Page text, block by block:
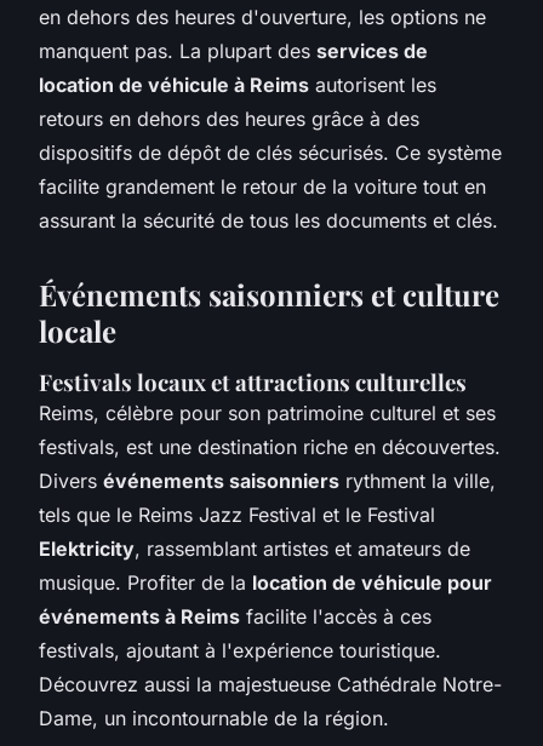
en dehors des heures d'ouverture, les options ne
manquent pas. La plupart des services de
location de véhicule à Reims autorisent les
retours en dehors des heures grâce à des
dispositifs de dépôt de clés sécurisés. Ce système
facilite grandement le retour de la voiture tout en
assurant la sécurité de tous les documents et clés.
Événements saisonniers et culture
locale
Festivals locaux et attractions culturelles
Reims, célèbre pour son patrimoine culturel et ses
festivals, est une destination riche en découvertes.
Divers événements saisonniers rythment la ville,
tels que le Reims Jazz Festival et le Festival
Elektricity, rassemblant artistes et amateurs de
musique. Profiter de la location de véhicule pour
événements à Reims facilite l'accès à ces
festivals, ajoutant à l'expérience touristique.
Découvrez aussi la majestueuse Cathédrale Notre-
Dame, un incontournable de la région.